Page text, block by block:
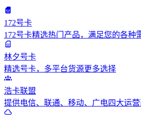
172号卡
172号卡精选热门产品，满足您的各种
林夕号卡
精选号卡，多平台货源更多选择
浩卡联盟
提供电信、联通、移动、广电四大运